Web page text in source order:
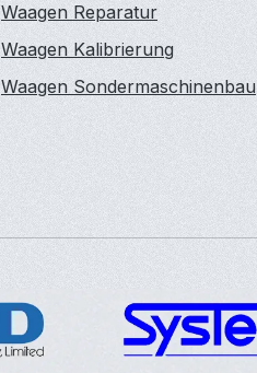
Waagen Reparatur
Waagen Kalibrierung
Waagen Sondermaschinenbau